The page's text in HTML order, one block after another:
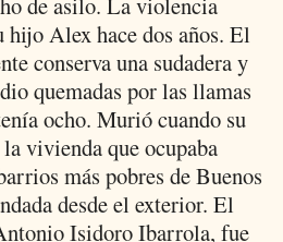
hijo Alex hace dos años. El
conserva una sudadera y
quemadas por las llamas
ocho. Murió cuando su
vivienda que ocupaba
más pobres de Buenos
desde el exterior. El
Isidoro Ibarrola, fue